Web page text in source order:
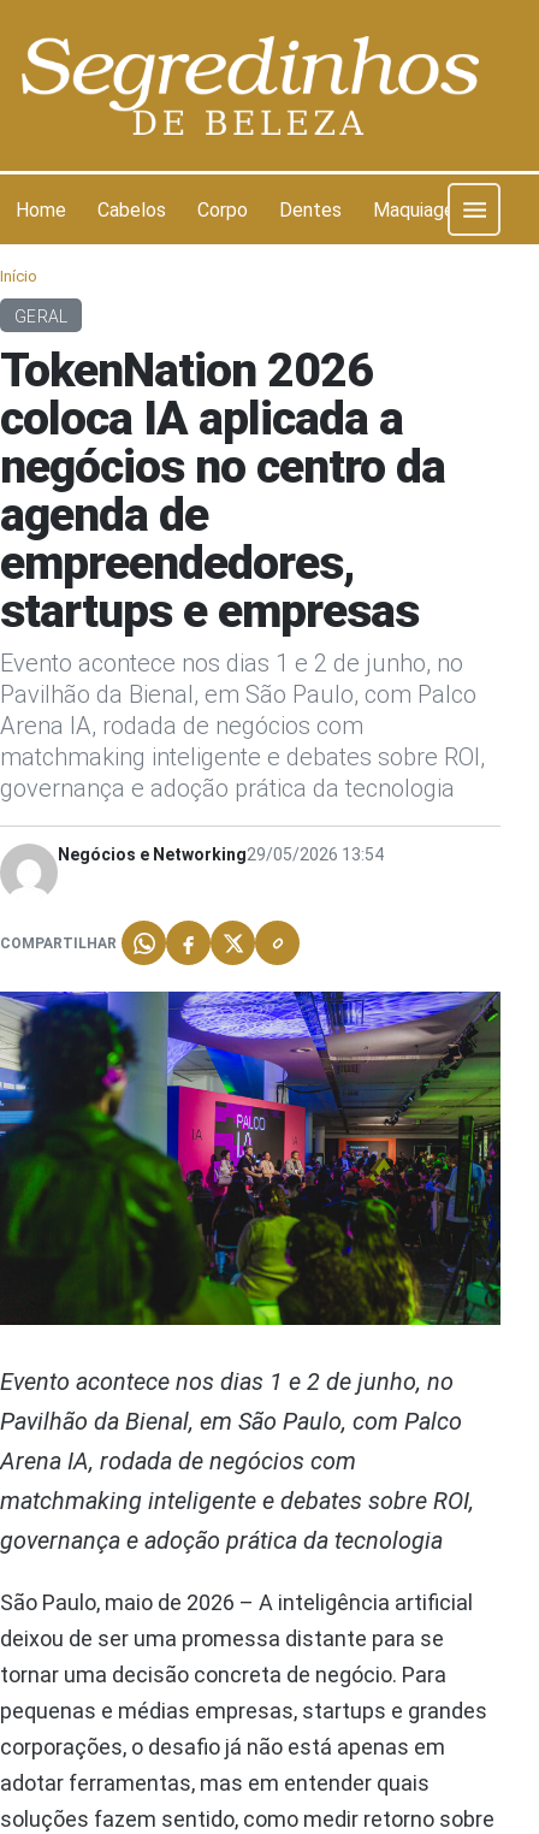
Home Cabelos Corpo Dentes Maquiagem
Início
GERAL
TokenNation 2026
coloca IA aplicada a
negócios no centro da
agenda de
empreendedores,
startups e empresas
Evento acontece nos dias 1 e 2 de junho, no
Pavilhão da Bienal, em São Paulo, com Palco
Arena IA, rodada de negócios com
matchmaking inteligente e debates sobre ROI,
governança e adoção prática da tecnologia
Negócios e Networking29/05/2026 13:54
COMPARTILHAR
Evento acontece nos dias 1 e 2 de junho, no
Pavilhão da Bienal, em São Paulo, com Palco
Arena IA, rodada de negócios com
matchmaking inteligente e debates sobre ROI,
governança e adoção prática da tecnologia
São Paulo, maio de 2026 – A inteligência artificial
deixou de ser uma promessa distante para se
tornar uma decisão concreta de negócio. Para
pequenas e médias empresas, startups e grandes
corporações, o desafio já não está apenas em
adotar ferramentas, mas em entender quais
soluções fazem sentido, como medir retorno sobre